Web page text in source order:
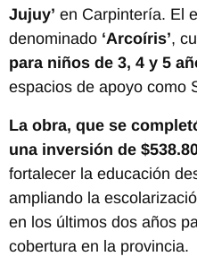
Jujuy’ en Carpintería. El
denominado ‘Arcoíris’,
para niños de 3, 4 y 5
espacios de apoyo como
La obra, que se
una inversión de
fortalecer la educación
ampliando la
en los últimos dos años
cobertura en la provincia.